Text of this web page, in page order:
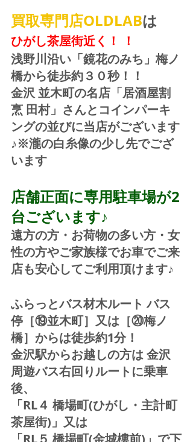
買取専門店OLDLABは
ひがし茶屋街近く！ ！
浅野川沿い「鏡花のみち」梅ノ
橋から徒歩約３０秒！！
金沢 並木町の名店「居酒屋割
烹 田村」さんとコインパーキ
ングの並びに当店がございます
♪※瀧の白糸像の少し先でござ
います
店舗正面に専用駐車場が2
台ございます♪
遠方の方・お荷物の多い方・女
性の方やご家族様でお車でご来
店も安心してご利用頂けます♪
ふらっとバス材木ルート バス
停［⑲並木町］又は［⑳梅ノ
橋］からは徒歩約1分！
金沢駅からお越しの方は 金沢
周遊バス右回りルートに乗車
後、
「RL４ 橋場町(ひがし・主計町
茶屋街)」又は
「RL５ 橋場町(金城樓前)」で下